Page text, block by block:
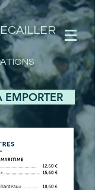
EMPORTER